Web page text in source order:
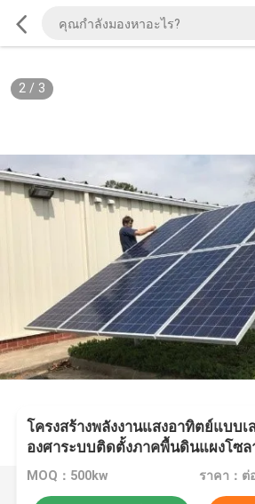
2/ 3
โครงสร้างพลังงานแสงอาทิตย์แบบเ
องศาระบบติดตั้งภาคพื้นดินแผงโซล
MOQ：500kw ราคา：ต่